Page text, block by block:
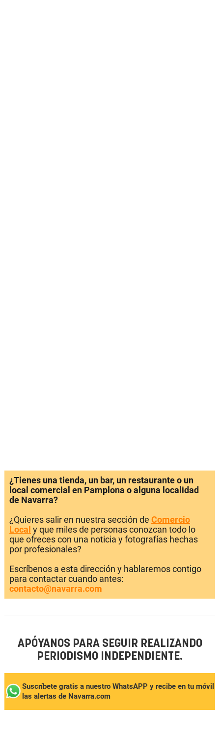
¿Tienes una tienda, un bar, un restaurante o un
local comercial en Pamplona o alguna localidad
de Navarra?
¿Quieres salir en nuestra sección de Comercio
Local y que miles de personas conozcan todo lo
que ofreces con una noticia y fotografías hechas
por profesionales?
Escríbenos a esta dirección y hablaremos contigo
para contactar cuando antes:
contacto@navarra.com
APÓYANOS PARA SEGUIR REALIZANDO
PERIODISMO INDEPENDIENTE.
Suscríbete gratis a nuestro WhatsAPP y recibe en tu móvil
las alertas de Navarra.com